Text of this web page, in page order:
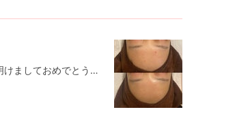
こんにちは♡肌質改善のsalon de risakiです。明けましておめでとうございます🎍今年もよろしくお願い致します✨久しぶりの投稿になってしまいました🙏お客様のお肌の変化ですお客様のお肌も少しずつキメが細かくきれいになってツヤ、ハリが出てきてます👍お顔全体も肌の水分量が安定してきて、ニキビも減ってきました。ホルモンバランス、食生活、生活習慣、ストレスなどによってすぐにお肌も左右されますが、少しずつケアを続けていくことでシミ、しわのできずらいハリのあるお肌を使っていきます✨ご新規のお客様は2月からの受付をしております🙇‍♀️𖧷 salon de risaki 𖧷⁡完全個室、完全予約制⁡営業時間 10:00〜18:00⁡【お支払い方法】✳︎都度払い可能✳︎お客様に合わせたプランも考えます⁡✽現金支払い可✽カード支払い可(1万円以上)✽paypay使用可能になりました✽振込み(カウンセリング後に商品購入の方)⁡𖠿住所 名古屋市西区名駅２丁目34-17 セントラル名古屋912(目の前にルーセントタワーがあり、道挟んだ向えのビルに入っております)𖠋最寄り駅名古屋駅 高島屋から徒歩5分⁡✎公式LINE @995lvqeg(LINEより問い合わせマークつけて検索)⁡𓆐HP http://www.salon-de-risaki.com👗お1人専用サロンですので、他のお客様と重なることのないようにご予約お取りしております。悩みが深い方でも安心して、お話できます♪